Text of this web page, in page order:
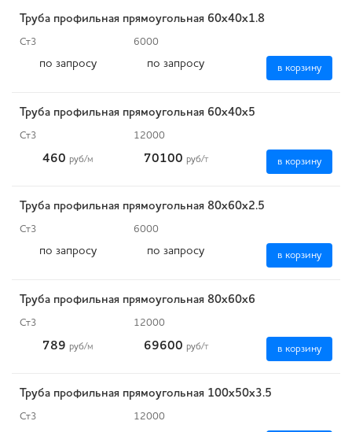
Труба профильная прямоугольная 60х40х1.8
Ст3 6000
по запросу по запросу в корзину
Труба профильная прямоугольная 60х40х5
Ст3 12000
460 руб/м 70100 руб/т в корзину
Труба профильная прямоугольная 80х60х2.5
Ст3 6000
по запросу по запросу в корзину
Труба профильная прямоугольная 80х60х6
Ст3 12000
789 руб/м 69600 руб/т в корзину
Труба профильная прямоугольная 100х50х3.5
Ст3 12000